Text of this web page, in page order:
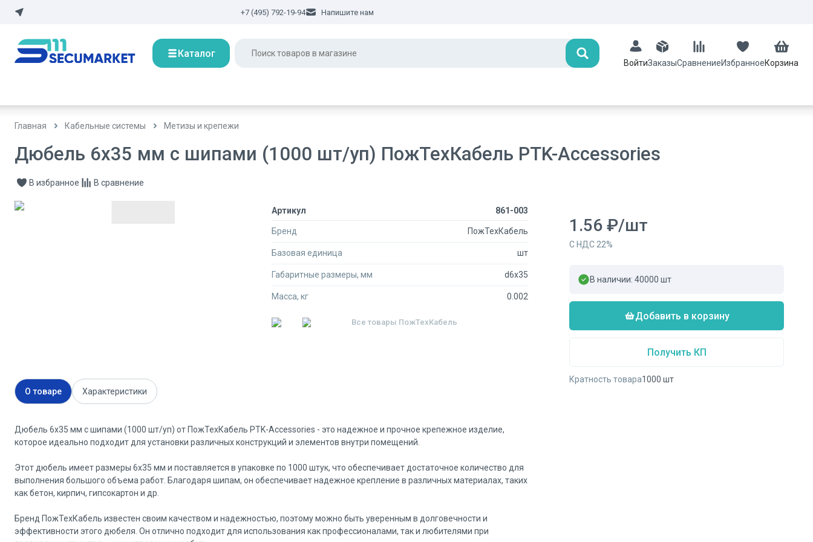
+7 (495) 792-19-94 Напишите нам
Каталог Поиск
ВойтиЗаказыСравнениеИзбранноеКорзина
Главная Кабельные системы Метизы и крепежи
Дюбель 6x35 мм с шипами (1000 шт/уп) ПожТехКабель PTK-Accessories
В избранное В сравнение
Артикул 861-003
Бренд ПожТехКабель
Базовая единица шт
Габаритные размеры, мм d6x35
Масса, кг 0.002
Все товары ПожТехКабель
О товаре Характеристики
Дюбель 6x35 мм с шипами (1000 шт/уп) от ПожТехКабель PTK-Accessories - это надежное и прочное крепежное изделие,
которое идеально подходит для установки различных конструкций и элементов внутри помещений.
Этот дюбель имеет размеры 6x35 мм и поставляется в упаковке по 1000 штук, что обеспечивает достаточное количество для
выполнения большого объема работ. Благодаря шипам, он обеспечивает надежное крепление в различных материалах, таких
как бетон, кирпич, гипсокартон и др.
Бренд ПожТехКабель известен своим качеством и надежностью, поэтому можно быть уверенным в долговечности и
эффективности этого дюбеля. Он отлично подходит для использования как профессионалами, так и любителями при
1.56 ₽/шт
С НДС 22%
В наличии:40000 шт
Добавить в корзину
Получить КП
Кратность товара1000 шт